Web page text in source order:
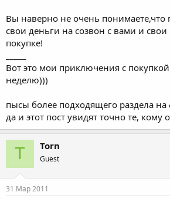
Вы наверно не очень понимаете,что
свои деньги на созвон с вами и
покупке!
Вот это мои приключения с покупкой
неделю)))
пысы более подходящего раздела
да и этот пост увидят точно те, кому
T Torn
Guest
31 Мар 2011